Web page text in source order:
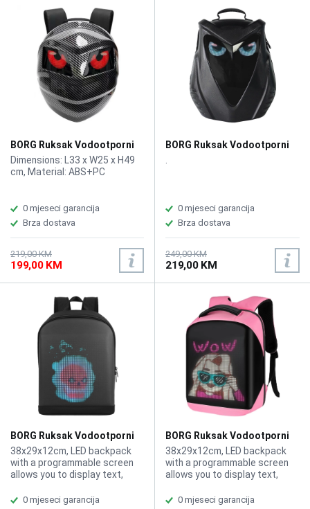
BORG Ruksak Vodootporni
LED Knight Carbon
Dimensions: L33 x W25 x H49
cm, Material: ABS+PC
0 mjeseci garancija
Brza dostava
219,00 KM
199,00 KM
BORG Ruksak Vodootporni
0 mjeseci garancija
Brza dostava
249,00 KM
219,00 KM
BORG Ruksak Vodootporni
LED R3 Crna
38x29x12cm, LED backpack
with a programmable screen
allows you to display text,
doodles, High-quality nylon
0 mjeseci garancija
BORG Ruksak Vodootporni
LED R3 Pink
38x29x12cm, LED backpack
with a programmable screen
allows you to display text,
doodles, High-quality nylon
0 mjeseci garancija